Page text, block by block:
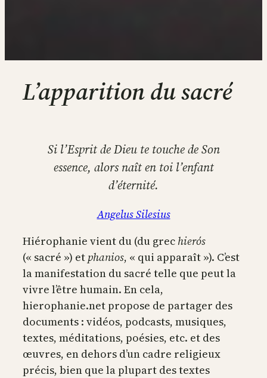
L’apparition du sacré
Si l’Esprit de Dieu te touche de Son
essence, alors naît en toi l’enfant
d’éternité.
Angelus Silesius
Hiérophanie vient du (du grec hierós
(« sacré ») et phanios, « qui apparaît »). C’est
la manifestation du sacré telle que peut la
vivre l’être humain. En cela,
hierophanie.net propose de partager des
documents : vidéos, podcasts, musiques,
textes, méditations, poésies, etc. et des
œuvres, en dehors d’un cadre religieux
précis, bien que la plupart des textes